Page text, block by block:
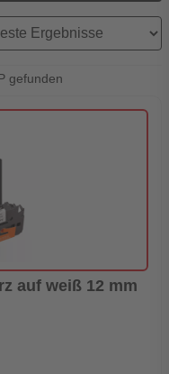
gefunden
auf weiß 12 mm